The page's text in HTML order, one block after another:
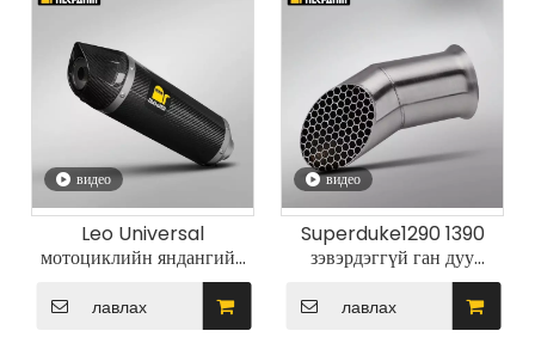
видео
Leo Universal
мотоциклийн яндангийн
систем 51мм LV бүрэн
нүүрстөрөгчийн шилэн
дуу намсгагч GSX250 R3
лавлах
видео
Superduke1290 1390
зэвэрдэггүй ган дуу
намсгагч шинэ нөхцөл
байдал Мотоциклийн
яндангийн системийн
лавлах